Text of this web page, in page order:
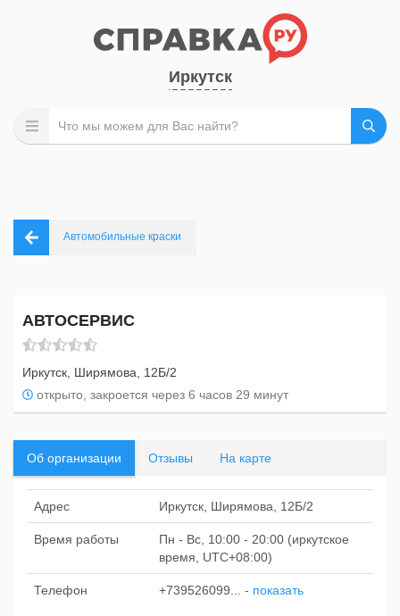
Иркутск
Автомобильные краски
АВТОСЕРВИС
Иркутск, Ширямова, 12Б/2
открыто, закроется через 6 часов 29 минут
Об организации Отзывы На карте
Адрес Иркутск, Ширямова, 12Б/2
Время работы
Пн - Вс, 10:00 - 20:00 (иркутское
время, UTC+08:00)
Телефон +739526099... - показать